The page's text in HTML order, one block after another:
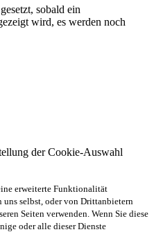
sobald ein
wird, es werden noch
der Cookie-Auswahl
erweiterte Funktionalität
selbst, oder von Drittanbietern
Seiten verwenden. Wenn Sie diese
oder alle dieser Dienste